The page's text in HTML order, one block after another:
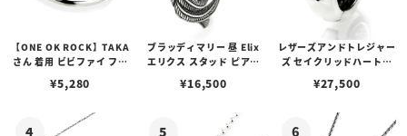
【ONE OK ROCK】TAKA
さん 着用 ビビファイ フー
¥5,280
ブラッディマリー 昼 Elix
エリクス スタッド ピアス
¥16,500
レザーズアンドトレジャー
ズ セイクリッドハートピ
¥27,500